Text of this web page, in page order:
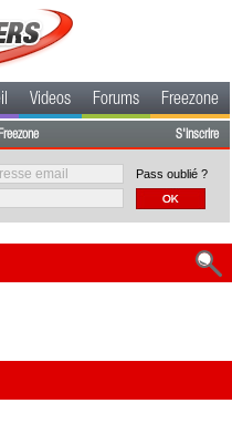
Videos Forums Freezone
Freezone S'inscrire
Pass oublié ?